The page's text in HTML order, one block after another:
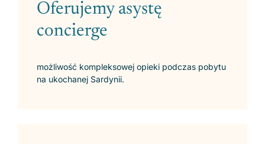
Oferujemy asystę
concierge
możliwość kompleksowej opieki podczas pobytu
na ukochanej Sardynii.